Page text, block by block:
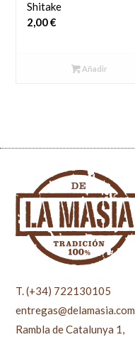
Shitake
2,00€
Añadir
T. (+34) 722130105
entregas@delamasia.com
Rambla de Catalunya 1,